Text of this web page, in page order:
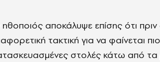
αποκάλυψε επίσης ότι πριν
τακτική για να φαίνεται
στολές κάτω από